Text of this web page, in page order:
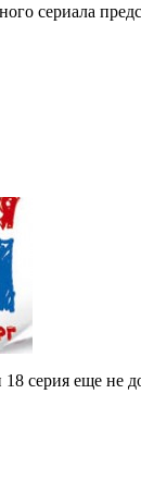
сериала
серия еще не